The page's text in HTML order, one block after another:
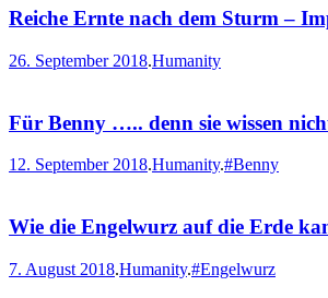
Reiche Ernte nach dem Sturm –
26. September 2018.Humanity
Für Benny ….. denn sie wissen
12. September 2018.Humanity.#Benny
Wie die Engelwurz auf die Erde
7. August 2018.Humanity.#Engelwurz